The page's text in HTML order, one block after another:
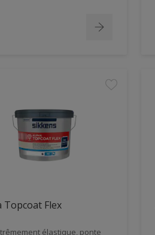
Topcoat Flex
élastique, ponte